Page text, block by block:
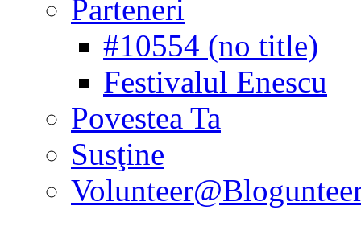
Parteneri
#10554 (no title)
Festivalul Enescu
Povestea Ta
Susţine